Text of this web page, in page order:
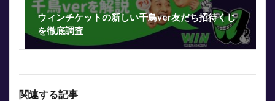
ウィンチケットの新しい千鳥ver友だち招待くじ
を徹底調査
関連する記事